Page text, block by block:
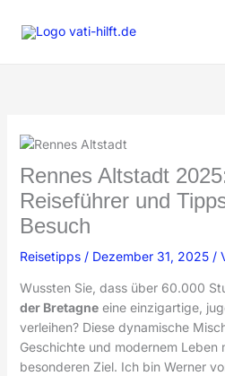
Inhalt
Rennes Altstadt
Reiseführer und
Besuch
Reisetipps/ Dezember 31, 2025 /
Wussten Sie, dass über 60.000
der Bretagneeine einzigartige,
verleihen? Diese dynamische
Geschichte und modernem Leben
besonderen Ziel. Ich bin Werner